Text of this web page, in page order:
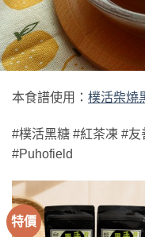
本食譜使用： 樸活柴燒
#樸活黑糖 #紅茶凍 #
#Puhofield
特價